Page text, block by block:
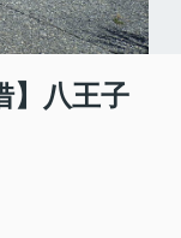
】八王子